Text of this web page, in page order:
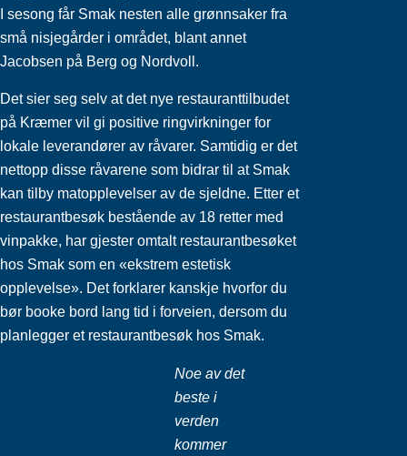
I sesong får Smak nesten alle grønnsaker fra
små nisjegårder i området, blant annet
Jacobsen på Berg og Nordvoll.
Det sier seg selv at det nye restauranttilbudet
på Kræmer vil gi positive ringvirkninger for
lokale leverandører av råvarer. Samtidig er det
nettopp disse råvarene som bidrar til at Smak
kan tilby matopplevelser av de sjeldne. Etter et
restaurantbesøk bestående av 18 retter med
vinpakke, har gjester omtalt restaurantbesøket
hos Smak som en «ekstrem estetisk
opplevelse». Det forklarer kanskje hvorfor du
bør booke bord lang tid i forveien, dersom du
planlegger et restaurantbesøk hos Smak.
Noe av det
beste i
verden
kommer